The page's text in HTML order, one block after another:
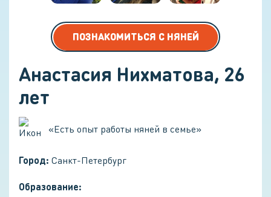
ПОЗНАКОМИТЬСЯ С НЯНЕЙ
Анастасия Нихматова, 26
лет
«Есть опыт работы няней в семье»
Город: Санкт-Петербург
Образование: